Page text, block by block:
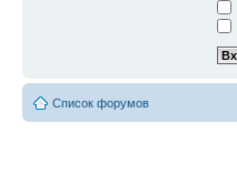
Список форумов